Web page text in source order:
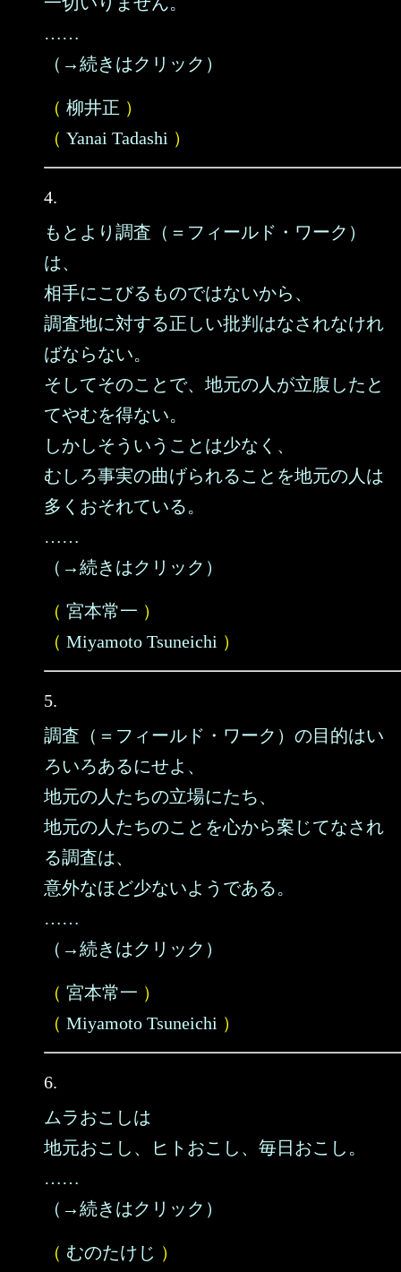
……
（→続きはクリック）
（ 柳井正 ）
（ Yanai Tadashi ）
4.
もとより調査（＝フィールド・ワーク）
は、
相手にこびるものではないから、
調査地に対する正しい批判はなされなけれ
ばならない。
そしてそのことで、地元の人が立腹したと
てやむを得ない。
しかしそういうことは少なく、
むしろ事実の曲げられることを地元の人は
多くおそれている。
……
（→続きはクリック）
（ 宮本常一 ）
（ Miyamoto Tsuneichi ）
5.
調査（＝フィールド・ワーク）の目的はい
ろいろあるにせよ、
地元の人たちの立場にたち、
地元の人たちのことを心から案じてなされ
る調査は、
意外なほど少ないようである。
……
（→続きはクリック）
（ 宮本常一 ）
（ Miyamoto Tsuneichi ）
6.
ムラおこしは
地元おこし、ヒトおこし、毎日おこし。
……
（→続きはクリック）
（ むのたけじ ）